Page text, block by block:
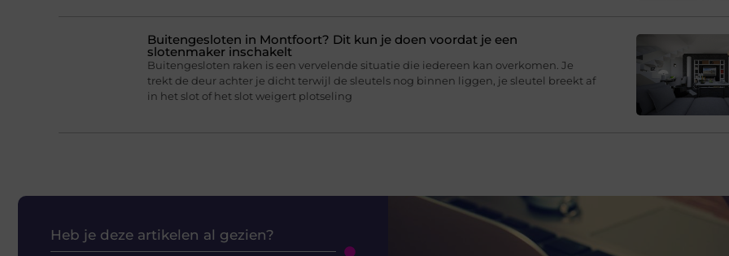
Buitengesloten in Montfoort? Dit kun je doen voordat je een
slotenmaker inschakelt
Buitengesloten raken is een vervelende situatie die iedereen kan overkomen. Je
trekt de deur achter je dicht terwijl de sleutels nog binnen liggen, je sleutel breekt af
in het slot of het slot weigert plotseling
Heb je deze artikelen al gezien?